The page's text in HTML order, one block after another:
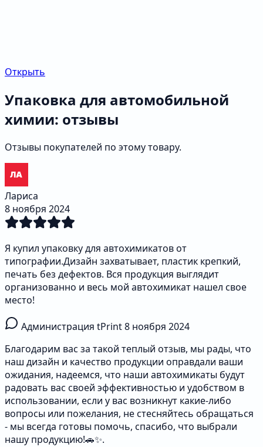
Открыть
Упаковка для автомобильной
химии: отзывы
Отзывы покупателей по этому товару.
Лариса
8 ноября 2024
Я купил упаковку для автохимикатов от
типографии.Дизайн захватывает, пластик крепкий,
печать без дефектов. Вся продукция выглядит
организованно и весь мой автохимикат нашел свое
место!
Администрация tPrint8 ноября 2024
Благодарим вас за такой теплый отзыв, мы рады, что
наш дизайн и качество продукции оправдали ваши
ожидания, надеемся, что наши автохимикаты будут
радовать вас своей эффективностью и удобством в
использовании, если у вас возникнут какие-либо
вопросы или пожелания, не стесняйтесь обращаться
- мы всегда готовы помочь, спасибо, что выбрали
нашу продукцию!🚗✨.